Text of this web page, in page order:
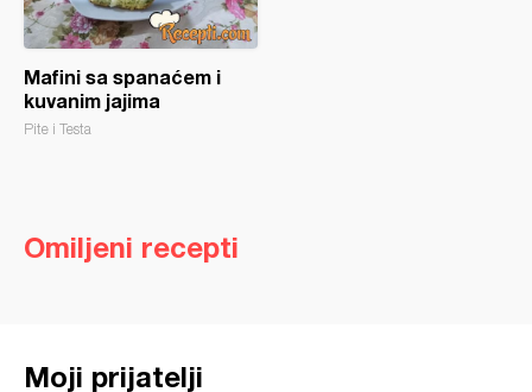
Mafini sa spanaćem i
kuvanim jajima
Pite i Testa
Omiljeni recepti
Moji prijatelji